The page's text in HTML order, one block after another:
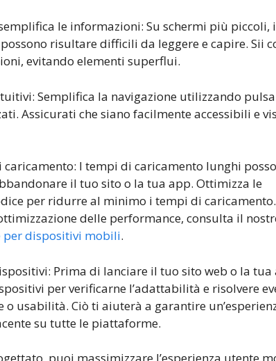
le informazioni: Su schermi più piccoli,
risultare difficili da leggere e capire. Sii
evitando elementi superflui.
Semplifica la navigazione utilizzando
Assicurati che siano facilmente accessibili e
I tempi di caricamento lunghi
il tuo sito o la tua app. Ottimizza le
per ridurre al minimo i tempi di
delle performance, consulta il
per dispositivi mobili.
Prima di lanciare il tuo sito web o la tua
per verificarne l’adattabilità e risolvere
usabilità. Ciò ti aiuterà a garantire
su tutte le piattaforme.